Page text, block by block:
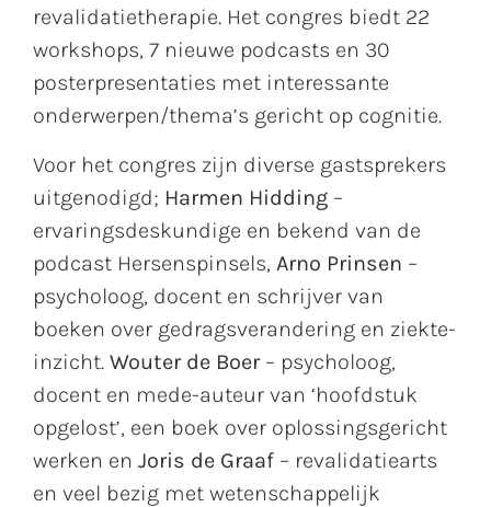
revalidatietherapie. Het congres biedt 22
workshops, 7 nieuwe podcasts en 30
posterpresentaties met interessante
onderwerpen/thema’s gericht op cognitie.
Voor het congres zijn diverse gastsprekers
uitgenodigd; Harmen Hidding –
ervaringsdeskundige en bekend van de
podcast Hersenspinsels, Arno Prinsen –
psycholoog, docent en schrijver van
boeken over gedragsverandering en ziekte-
inzicht. Wouter de Boer– psycholoog,
docent en mede-auteur van ‘hoofdstuk
opgelost’, een boek over oplossingsgericht
werken en Joris de Graaf – revalidatiearts
en veel bezig met wetenschappelijk